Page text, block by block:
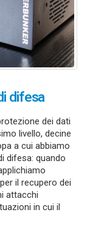
difesa
dei dati
livello, decine
a cui abbiamo
difesa: quando
il recupero dei
attacchi
in cui il